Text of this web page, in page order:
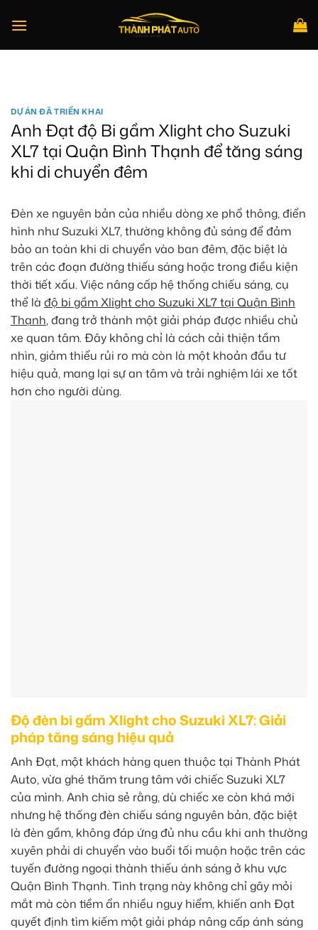
qua
DỰ ÁN ĐÃ TRIỂN KHAI
Anh Đạt độ Bi gầm Xlight cho Suzuki
XL7 tại Quận Bình Thạnh để tăng sáng
khi di chuyển đêm
Đèn xe nguyên bản của nhiều dòng xe phổ thông, điển
hình như Suzuki XL7, thường không đủ sáng để đảm
bảo an toàn khi di chuyển vào ban đêm, đặc biệt là
trên các đoạn đường thiếu sáng hoặc trong điều kiện
thời tiết xấu. Việc nâng cấp hệ thống chiếu sáng, cụ
thể là độ bi gầm Xlight cho Suzuki XL7 tại Quận Bình
Thạnh, đang trở thành một giải pháp được nhiều chủ
xe quan tâm. Đây không chỉ là cách cải thiện tầm
nhìn, giảm thiểu rủi ro mà còn là một khoản đầu tư
hiệu quả, mang lại sự an tâm và trải nghiệm lái xe tốt
hơn cho người dùng.
Độ đèn bi gầm Xlight cho Suzuki XL7: Giải
pháp tăng sáng hiệu quả
Anh Đạt, một khách hàng quen thuộc tại Thành Phát
Auto, vừa ghé thăm trung tâm với chiếc Suzuki XL7
của mình. Anh chia sẻ rằng, dù chiếc xe còn khá mới
nhưng hệ thống đèn chiếu sáng nguyên bản, đặc biệt
là đèn gầm, không đáp ứng đủ nhu cầu khi anh thường
xuyên phải di chuyển vào buổi tối muộn hoặc trên các
tuyến đường ngoại thành thiếu ánh sáng ở khu vực
Quận Bình Thạnh. Tình trạng này không chỉ gây mỏi
mắt mà còn tiềm ẩn nhiều nguy hiểm, khiến anh Đạt
quyết định tìm kiếm một giải pháp nâng cấp ánh sáng